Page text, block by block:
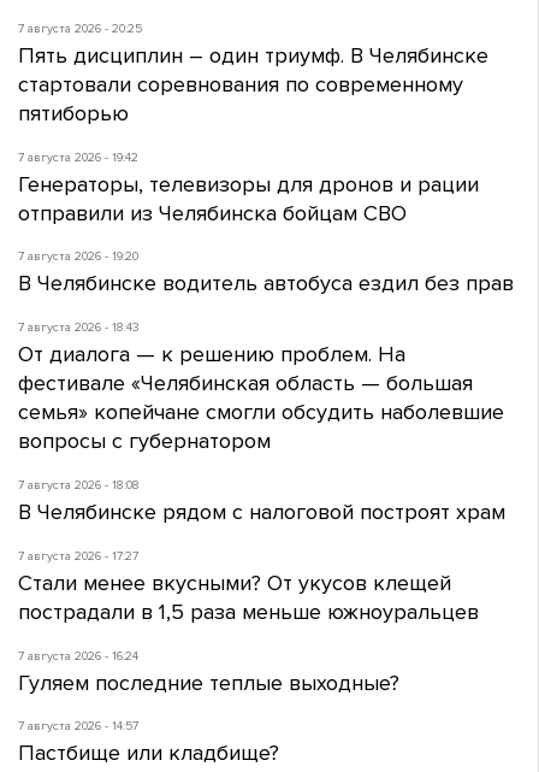
7 августа 2026 - 20:25
Пять дисциплин – один триумф. В Челябинске
стартовали соревнования по современному
пятиборью
7 августа 2026 - 19:42
Генераторы, телевизоры для дронов и рации
отправили из Челябинска бойцам СВО
7 августа 2026 - 19:20
В Челябинске водитель автобуса ездил без прав
7 августа 2026 - 18:43
От диалога — к решению проблем. На
фестивале «Челябинская область — большая
семья» копейчане смогли обсудить наболевшие
вопросы с губернатором
7 августа 2026 - 18:08
В Челябинске рядом с налоговой построят храм
7 августа 2026 - 17:27
Стали менее вкусными? От укусов клещей
пострадали в 1,5 раза меньше южноуральцев
7 августа 2026 - 16:24
Гуляем последние теплые выходные?
7 августа 2026 - 14:57
Пастбище или кладбище?